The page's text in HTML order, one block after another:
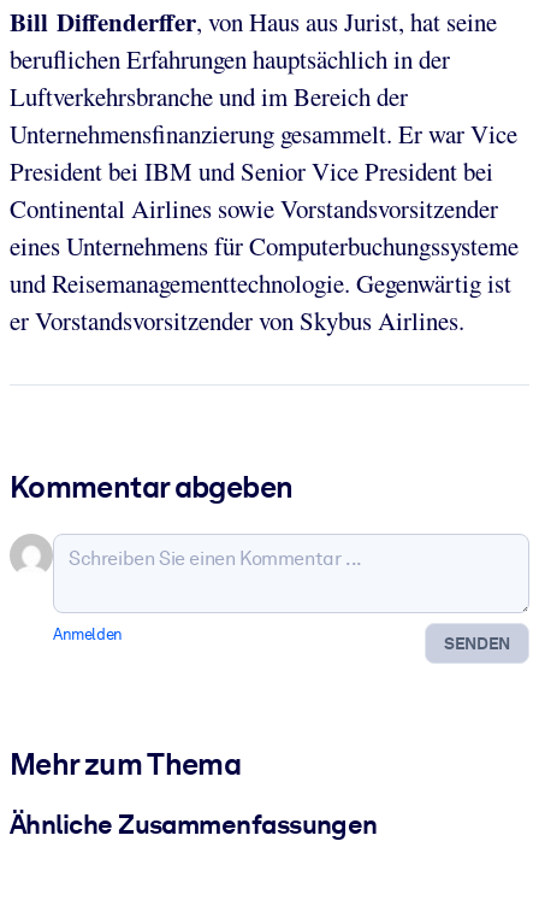
Bill Diffenderffer, von Haus aus Jurist, hat seine
beruflichen Erfahrungen hauptsächlich in der
Luftverkehrsbranche und im Bereich der
Unternehmensfinanzierung gesammelt. Er war Vice
President bei IBM und Senior Vice President bei
Continental Airlines sowie Vorstandsvorsitzender
eines Unternehmens für Computerbuchungssysteme
und Reisemanagementtechnologie. Gegenwärtig ist
er Vorstandsvorsitzender von Skybus Airlines.
Kommentar abgeben
SENDEN
Anmelden
Mehr zum Thema
Ähnliche Zusammenfassungen